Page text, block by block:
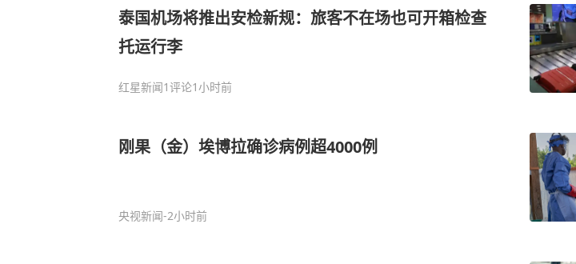
泰国机场将推出安检新规：旅客不在场也可开箱检查
托运行李
红星新闻1评论1小时前
刚果（金）埃博拉确诊病例超4000例
央视新闻-2小时前